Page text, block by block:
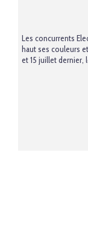
Les concurrents
haut ses couleurs
et 15 juillet dernier,